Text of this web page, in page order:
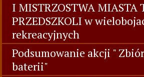
I MISTRZOSTWA MIASTA
PRZEDSZKOLI w
rekreacyjnych
Podsumowanie akcji "
baterii"